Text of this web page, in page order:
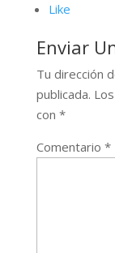
Like
Enviar
Tu dirección
publicada.
con *
Comentario *